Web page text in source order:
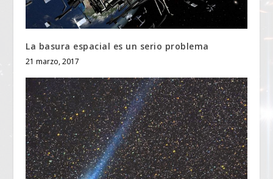
La basura espacial es un serio problema
21 marzo, 2017